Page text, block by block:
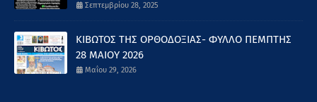
Σεπτεμβρίου 28, 2025
ΚΙΒΩΤΟΣ ΤΗΣ ΟΡΘΟΔΟΞΙΑΣ- ΦΥΛΛΟ ΠΕΜΠΤΗΣ
28 ΜΑΙΟΥ 2026
Μαΐου 29, 2026